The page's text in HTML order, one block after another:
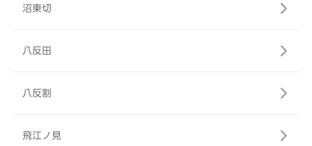
沼東切
八反田
八反割
飛江ノ見